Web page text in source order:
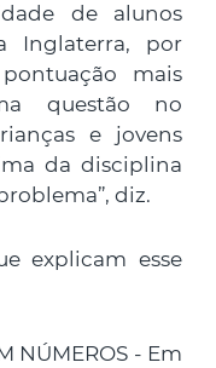
de alunos
Inglaterra, por
mais
questão no
e jovens
da disciplina
diz.
explicam esse
NÚMEROS - Em